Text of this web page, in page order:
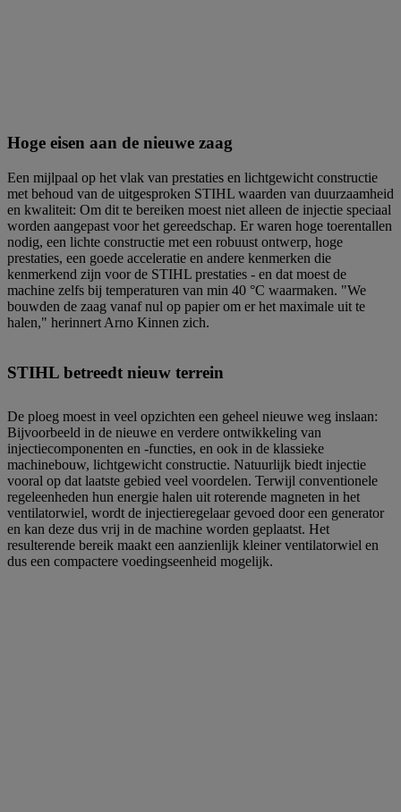
Hoge eisen aan de nieuwe zaag
Een mijlpaal op het vlak van prestaties en lichtgewicht constructie
met behoud van de uitgesproken STIHL waarden van duurzaamheid
en kwaliteit: Om dit te bereiken moest niet alleen de injectie speciaal
worden aangepast voor het gereedschap. Er waren hoge toerentallen
nodig, een lichte constructie met een robuust ontwerp, hoge
prestaties, een goede acceleratie en andere kenmerken die
kenmerkend zijn voor de STIHL prestaties - en dat moest de
machine zelfs bij temperaturen van min 40 °C waarmaken. "We
bouwden de zaag vanaf nul op papier om er het maximale uit te
halen," herinnert Arno Kinnen zich.
STIHL betreedt nieuw terrein
De ploeg moest in veel opzichten een geheel nieuwe weg inslaan:
Bijvoorbeeld in de nieuwe en verdere ontwikkeling van
injectiecomponenten en -functies, en ook in de klassieke
machinebouw, lichtgewicht constructie. Natuurlijk biedt injectie
vooral op dat laatste gebied veel voordelen. Terwijl conventionele
regeleenheden hun energie halen uit roterende magneten in het
ventilatorwiel, wordt de injectieregelaar gevoed door een generator
en kan deze dus vrij in de machine worden geplaatst. Het
resulterende bereik maakt een aanzienlijk kleiner ventilatorwiel en
dus een compactere voedingseenheid mogelijk.